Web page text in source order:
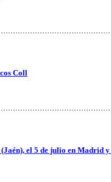
Coll
el 5 de julio en Madrid